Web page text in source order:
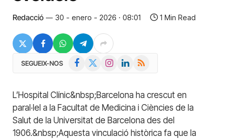
Redacció 30 - enero - 2026 · 08:01 1 Min Read
SEGUEIX-NOS Facebook InstagramLinkedIn
RSS
L’Hospital Clínic&nbsp;Barcelona ha crescut en
paral·lel a la Facultat de Medicina i Ciències de la
Salut de la Universitat de Barcelona des del
1906.&nbsp;Aquesta vinculació històrica fa que la